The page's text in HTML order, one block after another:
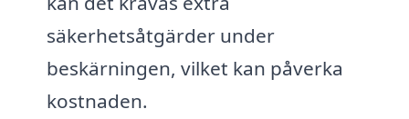
säkerhetsåtgärder under
beskärningen, vilket kan påverka
kostnaden.